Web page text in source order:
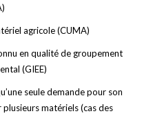
agricole (CUMA)
en qualité de groupement
(GIEE)
seule demande pour son
matériels (cas des